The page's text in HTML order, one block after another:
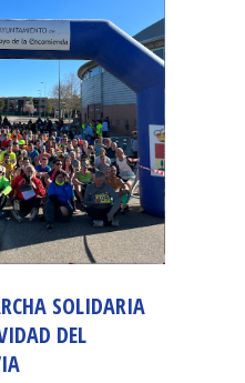
SOLIDARIA
DEL